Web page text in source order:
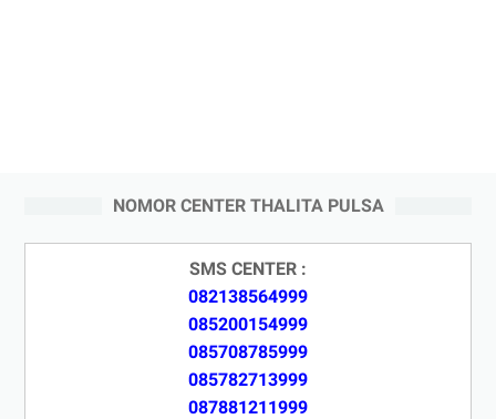
NOMOR CENTER THALITA PULSA
SMS CENTER :
082138564999
085200154999
085708785999
085782713999
087881211999